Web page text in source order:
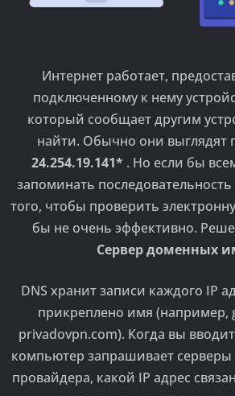
Интернет работает,
подключенному к нему
который сообщает другим
найти. Обычно они выглядят
24.254.19.141* . Но если бы
запоминать
того, чтобы проверить
бы не очень эффективно.
Сервер доменных
DNS хранит записи каждого IP
прикреплено имя (например,
privadovpn.com). Когда вы
компьютер запрашивает серверы
провайдера, какой IP адрес